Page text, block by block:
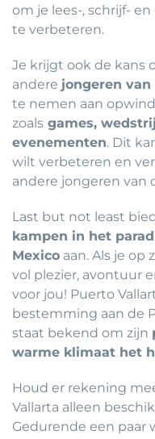
om je lees-, schrijf-
te verbeteren.
Je krijgt ook de kans
andere jongeren van
te nemen aan
zoals games,
evenementen. Dit
wilt verbeteren en
andere jongeren van
Last but not least
kampen in het
Mexico aan. Als je op
vol plezier, avontuur
voor jou! Puerto
bestemming aan de
staat bekend om zijn
warme klimaat het
Houd er rekening
Vallarta alleen
Gedurende een paar